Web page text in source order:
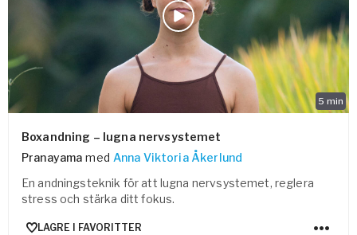
5 min
Boxandning – lugna nervsystemet
Pranayama med Anna Viktoria Åkerlund
En andningsteknik för att lugna nervsystemet, reglera
stress och stärka ditt fokus.
LAGRE I FAVORITTER